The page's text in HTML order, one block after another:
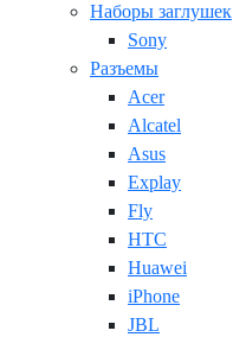
Наборы заглушек
Sony
Разъемы
Acer
Alcatel
Asus
Explay
Fly
HTC
Huawei
iPhone
JBL